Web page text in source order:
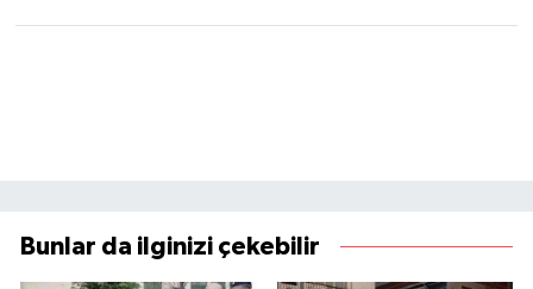
Bunlar da ilginizi çekebilir